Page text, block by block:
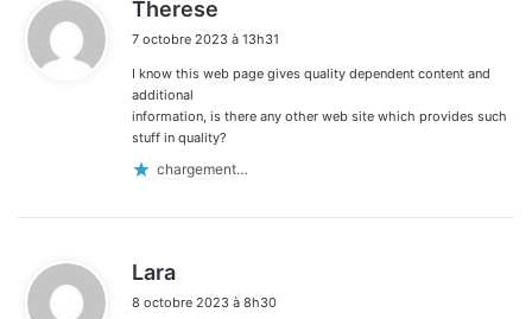
Therese
t
7 octobre 2023 à 13h31
I know this web page gives quality dependent content and
additional
information, is there any other web site which provides such
stuff in quality?
chargement…
Lara
t
8 octobre 2023 à 8h30